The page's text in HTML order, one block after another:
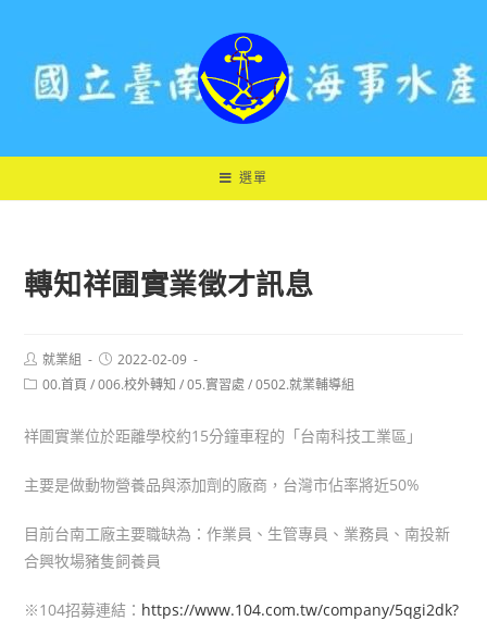
選單
轉知祥圃實業徵才訊息
Post
author:
就業組
Post
published:
2022-02-09
Post00.首頁 / 006.校外轉知 / 05.實習處 / 0502.就業輔導組
祥圃實業位於距離學校約15分鐘車程的「台南科技工業區」
主要是做動物營養品與添加劑的廠商，台灣市佔率將近50%
目前台南工廠主要職缺為：作業員、生管專員、業務員、南投新
合興牧場豬隻飼養員
※104招募連結： https://www.104.com.tw/company/5qgi2dk?